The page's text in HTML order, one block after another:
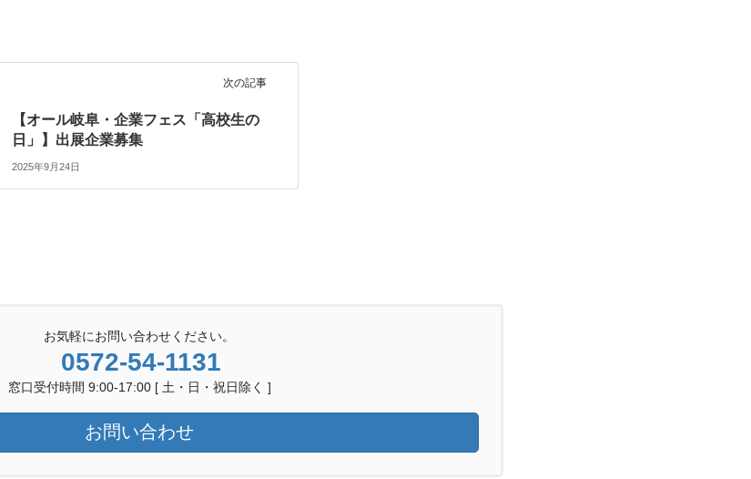
次の記事
【オール岐阜・企業フェス「高校生の
日」】出展企業募集
2025年9月24日
お気軽にお問い合わせください。
0572-54-1131
窓口受付時間 9:00-17:00 [ 土・日・祝日除く ]
お問い合わせ